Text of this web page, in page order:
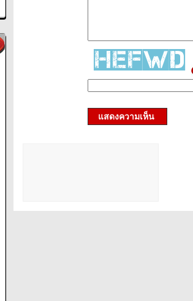
แสดงความเห็น